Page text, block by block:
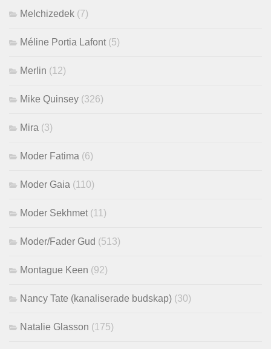
Melchizedek (7)
Méline Portia Lafont (5)
Merlin (12)
Mike Quinsey (326)
Mira (3)
Moder Fatima (6)
Moder Gaia (110)
Moder Sekhmet (11)
Moder/Fader Gud (513)
Montague Keen (92)
Nancy Tate (kanaliserade budskap) (30)
Natalie Glasson (175)